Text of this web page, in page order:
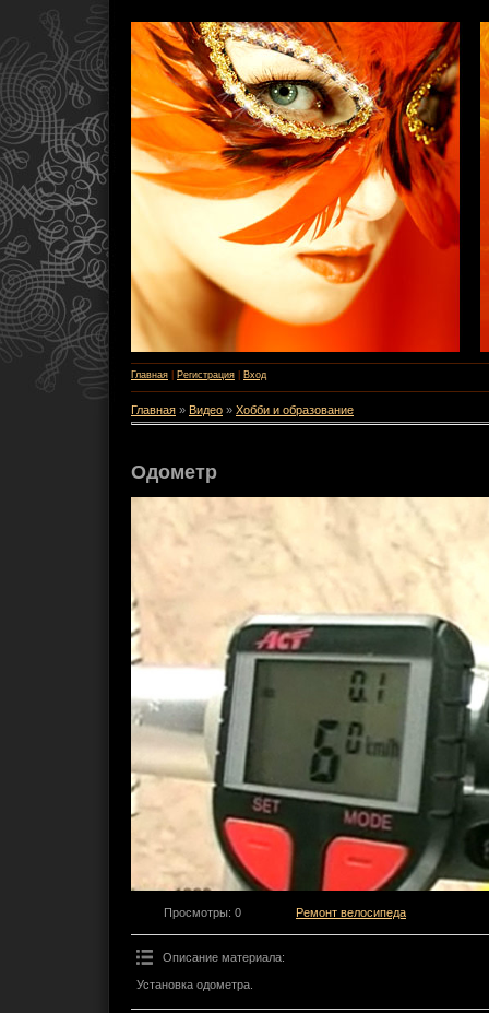
Главная Регистрация Вход
Главная » Видео » Хобби и образование
Одометр
Просмотры: 0 Ремонт велосипеда
Описание материала:
Установка одометра.